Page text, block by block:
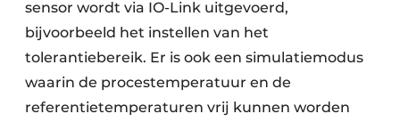
sensor wordt via IO-Link uitgevoerd,
bijvoorbeeld het instellen van het
tolerantiebereik. Er is ook een simulatiemodus
waarin de procestemperatuur en de
referentietemperaturen vrij kunnen worden